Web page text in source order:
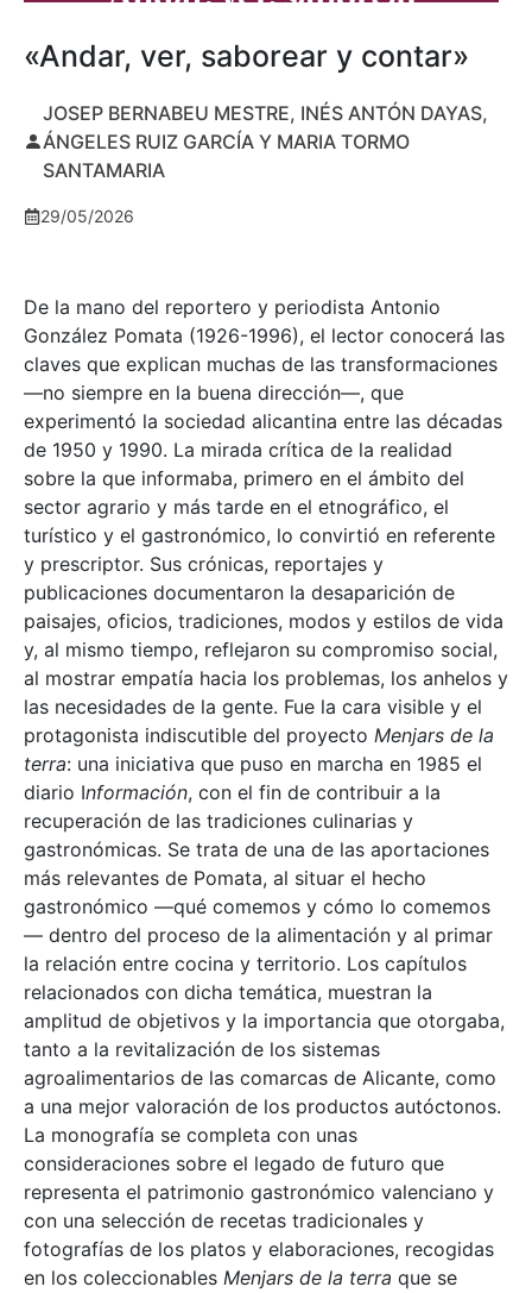
«Andar, ver, saborear y contar»
JOSEP BERNABEU MESTRE, INÉS ANTÓN DAYAS,
ÁNGELES RUIZ GARCÍA Y MARIA TORMO
SANTAMARIA
29/05/2026
De la mano del reportero y periodista Antonio
González Pomata (1926-1996), el lector conocerá las
claves que explican muchas de las transformaciones
—no siempre en la buena dirección—, que
experimentó la sociedad alicantina entre las décadas
de 1950 y 1990. La mirada crítica de la realidad
sobre la que informaba, primero en el ámbito del
sector agrario y más tarde en el etnográfico, el
turístico y el gastronómico, lo convirtió en referente
y prescriptor. Sus crónicas, reportajes y
publicaciones documentaron la desaparición de
paisajes, oficios, tradiciones, modos y estilos de vida
y, al mismo tiempo, reflejaron su compromiso social,
al mostrar empatía hacia los problemas, los anhelos y
las necesidades de la gente. Fue la cara visible y el
protagonista indiscutible del proyecto Menjars de la
terra: una iniciativa que puso en marcha en 1985 el
diario Información, con el fin de contribuir a la
recuperación de las tradiciones culinarias y
gastronómicas. Se trata de una de las aportaciones
más relevantes de Pomata, al situar el hecho
gastronómico —qué comemos y cómo lo comemos
— dentro del proceso de la alimentación y al primar
la relación entre cocina y territorio. Los capítulos
relacionados con dicha temática, muestran la
amplitud de objetivos y la importancia que otorgaba,
tanto a la revitalización de los sistemas
agroalimentarios de las comarcas de Alicante, como
a una mejor valoración de los productos autóctonos.
La monografía se completa con unas
consideraciones sobre el legado de futuro que
representa el patrimonio gastronómico valenciano y
con una selección de recetas tradicionales y
fotografías de los platos y elaboraciones, recogidas
en los coleccionables Menjars de la terra que se